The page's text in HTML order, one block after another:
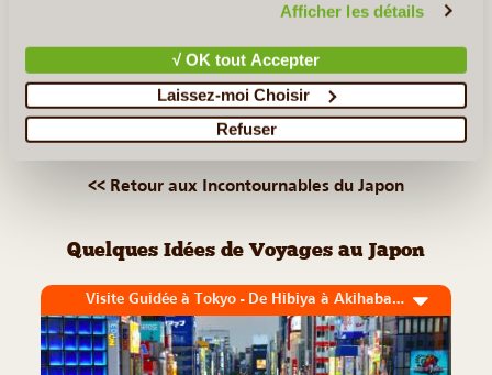
Afficher les détails
√ OK tout Accepter
Laissez-moi Choisir
Refuser
Naoshima
Tokyo
<< Retour aux Incontournables du Japon
Quelques Idées de Voyages au Japon
Visite Guidée à Tokyo - De Hibiya à Akihabara